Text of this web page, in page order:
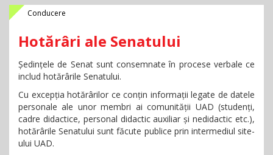
Conducere
Hotărâri ale Senatului
Ședințele de Senat sunt consemnate în procese verbale ce
includ hotărârile Senatului.
Cu excepția hotărârilor ce conțin informații legate de datele
personale ale unor membri ai comunității UAD (studenți,
cadre didactice, personal didactic auxiliar și nedidactic etc.),
hotărârile Senatului sunt făcute publice prin intermediul site-
ului UAD.